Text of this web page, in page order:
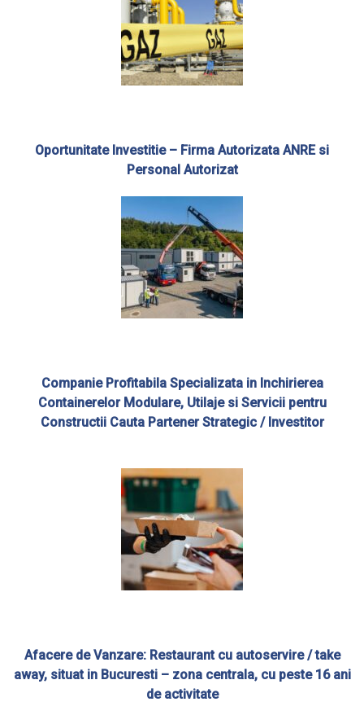
Oportunitate Investitie – Firma Autorizata ANRE si
Personal Autorizat
Companie Profitabila Specializata in Inchirierea
Containerelor Modulare, Utilaje si Servicii pentru
Constructii Cauta Partener Strategic / Investitor
Afacere de Vanzare: Restaurant cu autoservire / take
away, situat in Bucuresti – zona centrala, cu peste 16 ani
de activitate